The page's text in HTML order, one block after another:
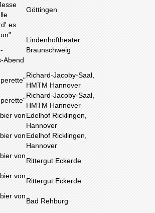
Göttingen
es
Abend
Lindenhoftheater
Braunschweig
Richard-Jacoby-Saal,
HMTM Hannover
Richard-Jacoby-Saal,
HMTM Hannover
von Edelhof Ricklingen,
Hannover
von Edelhof Ricklingen,
Hannover
von
Rittergut Eckerde
von
Rittergut Eckerde
von
Bad Rehburg